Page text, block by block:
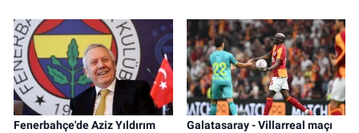
Fenerbahçe'de Aziz Yıldırım
Galatasaray - Villarreal maçı